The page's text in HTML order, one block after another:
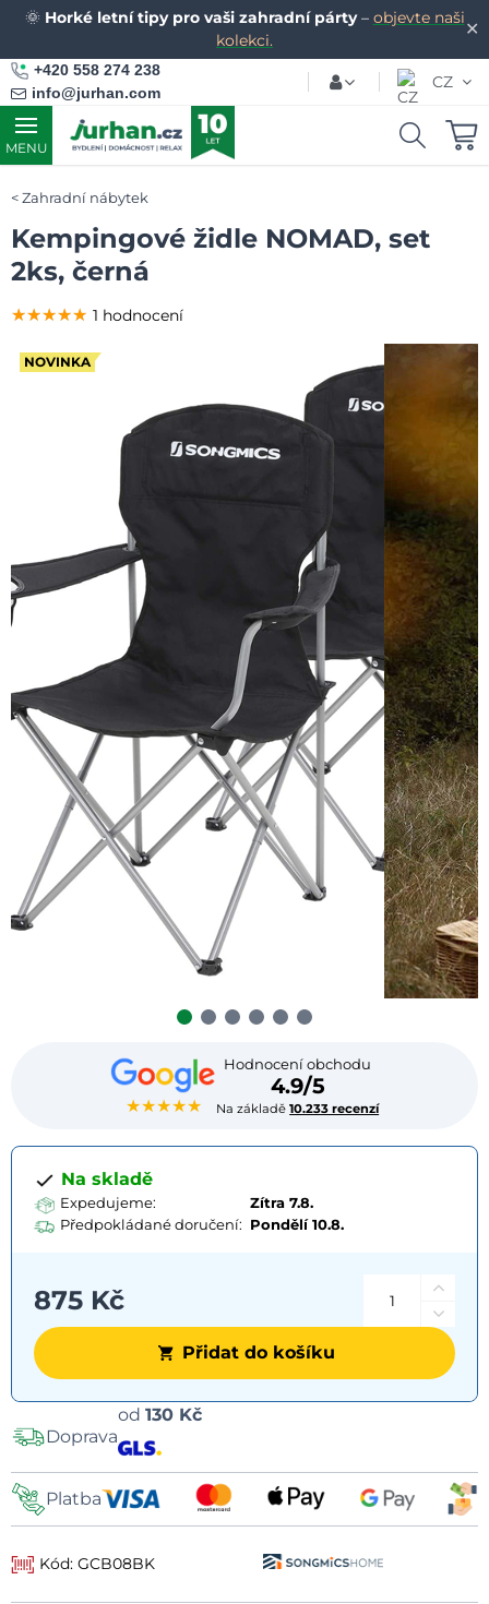
✕
🌞 Horké letní tipy pro vaši zahradní párty– objevte naši
kolekci.
+420 558 274 238
info@jurhan.com
CZ
MENU
Zahradní nábytek
Kempingové židle NOMAD, set
2ks, černá
NOVINKA
★★★★★
Hodnocení obchodu
4.9/5
Na základě10.233 recenzí
★★★★★
★★★★★
★★★★★ 1 hodnocení
Na skladě
Expedujeme:
Zítra 7.8.
Předpokládané doručení: Pondělí10.8.
875 Kč
Přidat do košíku
Doprava
od 130 Kč
Platba
Kód: GCB08BK